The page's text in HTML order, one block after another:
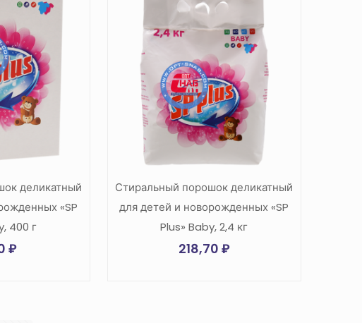
деликатный
«SP
400 г
₽
Стиральный порошок деликатный
для детей и новорожденных «SP
Plus» Baby, 2,4 кг
218,70 ₽